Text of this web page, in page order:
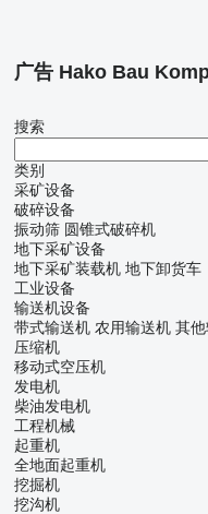
广告 Hako Bau
搜索
类别
采矿设备
破碎设备
振动筛 圆锥式破碎机
地下采矿设备
地下采矿装载机 地下卸货车
工业设备
输送机设备
带式输送机 农用输送机 其
压缩机
移动式空压机
发电机
柴油发电机
工程机械
起重机
全地面起重机
挖掘机
挖沟机